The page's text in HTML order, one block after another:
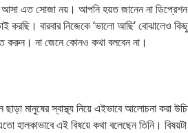
আসা এত সোজা নয়। আপনি হয়ত জানেন না
করছি। বারবার নিজেকে ‘ভালো আছি’ বোঝালেও
করুন। না জেনে কোনও কথা বলবেন না।
মানুষের স্বাস্থ্য নিয়ে এইভাবে আলোচনা করা
হালকাভাবে এই বিষয়ে কথা বলেছেন তিনি।